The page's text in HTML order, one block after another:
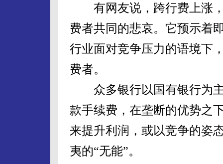
有网友说，跨行费上涨，
费者共同的悲哀。它预示着
行业面对竞争压力的语境下
费者。
众多银行以国有银行为主
款手续费，在垄断的优势之
来提升利润，或以竞争的姿
夷的“无能”。